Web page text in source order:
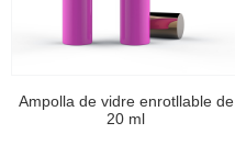
Ampolla de vidre enrotllable de
20 ml